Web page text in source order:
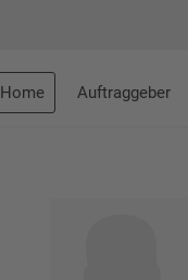
Home Auftraggeber